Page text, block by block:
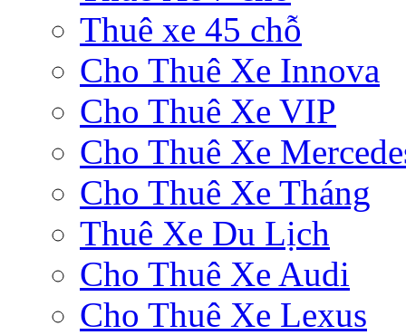
Thuê xe 45 chỗ
Cho Thuê Xe Innova
Cho Thuê Xe VIP
Cho Thuê Xe
Cho Thuê Xe Tháng
Thuê Xe Du Lịch
Cho Thuê Xe Audi
Cho Thuê Xe Lexus